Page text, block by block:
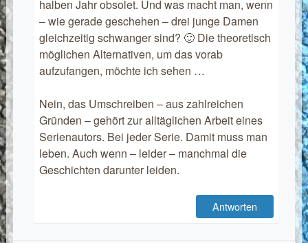
halben Jahr obsolet. Und was macht man, wenn
– wie gerade geschehen – drei junge Damen
gleichzeitig schwanger sind? 🙂 Die theoretisch
möglichen Alternativen, um das vorab
aufzufangen, möchte ich sehen …
Nein, das Umschreiben – aus zahlreichen
Gründen – gehört zur alltäglichen Arbeit eines
Serienautors. Bei jeder Serie. Damit muss man
leben. Auch wenn – leider – manchmal die
Geschichten darunter leiden.
Antworten